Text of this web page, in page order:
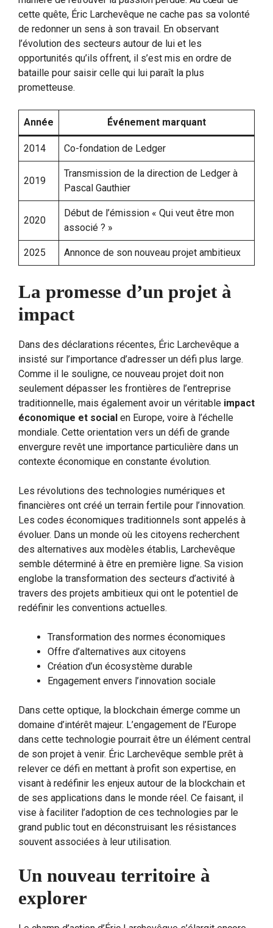
cette quête, Éric Larchevêque ne cache pas sa volonté
de redonner un sens à son travail. En observant
l’évolution des secteurs autour de lui et les
opportunités qu’ils offrent, il s’est mis en ordre de
bataille pour saisir celle qui lui paraît la plus
prometteuse.
Année Événement marquant
2014 Co-fondation de Ledger
2019
Transmission de la direction de Ledger à
Pascal Gauthier
2020
Début de l’émission « Qui veut être mon
associé ? »
2025 Annonce de son nouveau projet ambitieux
La promesse d’un projet à
impact
Dans des déclarations récentes, Éric Larchevêque a
insisté sur l’importance d’adresser un défi plus large.
Comme il le souligne, ce nouveau projet doit non
seulement dépasser les frontières de l’entreprise
traditionnelle, mais également avoir un véritable impact
économique et social en Europe, voire à l’échelle
mondiale. Cette orientation vers un défi de grande
envergure revêt une importance particulière dans un
contexte économique en constante évolution.
Les révolutions des technologies numériques et
financières ont créé un terrain fertile pour l’innovation.
Les codes économiques traditionnels sont appelés à
évoluer. Dans un monde où les citoyens recherchent
des alternatives aux modèles établis, Larchevêque
semble déterminé à être en première ligne. Sa vision
englobe la transformation des secteurs d’activité à
travers des projets ambitieux qui ont le potentiel de
redéfinir les conventions actuelles.
Transformation des normes économiques
Offre d’alternatives aux citoyens
Création d’un écosystème durable
Engagement envers l’innovation sociale
Dans cette optique, la blockchain émerge comme un
domaine d’intérêt majeur. L’engagement de l’Europe
dans cette technologie pourrait être un élément central
de son projet à venir. Éric Larchevêque semble prêt à
relever ce défi en mettant à profit son expertise, en
visant à redéfinir les enjeux autour de la blockchain et
de ses applications dans le monde réel. Ce faisant, il
vise à faciliter l’adoption de ces technologies par le
grand public tout en déconstruisant les résistances
souvent associées à leur utilisation.
Un nouveau territoire à
explorer